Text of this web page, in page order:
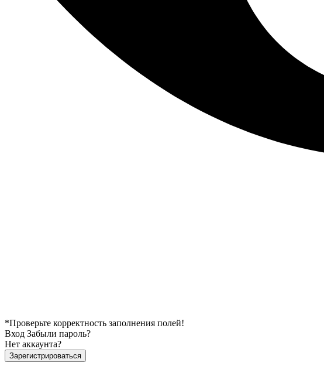
*Проверьте корректность заполнения полей!
Вход Забыли пароль?
Нет аккаунта?
Зарегистрироваться